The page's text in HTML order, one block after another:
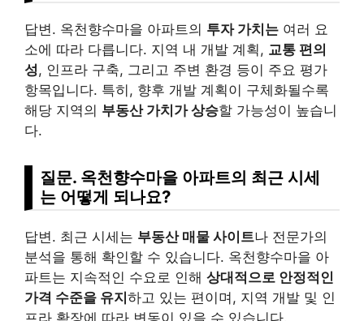
답변. 옥천향수마을 아파트의 투자 가치는 여러 요
소에 따라 다릅니다. 지역 내 개발 계획, 교통 편의
성, 인프라 구축, 그리고 주변 환경 등이 주요 평가
항목입니다. 특히, 향후 개발 계획이 구체화될수록
해당 지역의 부동산 가치가 상승할 가능성이 높습니
다.
질문. 옥천향수마을 아파트의 최근 시세
는 어떻게 되나요?
답변. 최근 시세는 부동산 매물 사이트나 전문가의
분석을 통해 확인할 수 있습니다. 옥천향수마을 아
파트는 지속적인 수요로 인해 상대적으로 안정적인
가격 수준을 유지하고 있는 편이며, 지역 개발 및 인
프라 확장에 따라 변동이 있을 수 있습니다.